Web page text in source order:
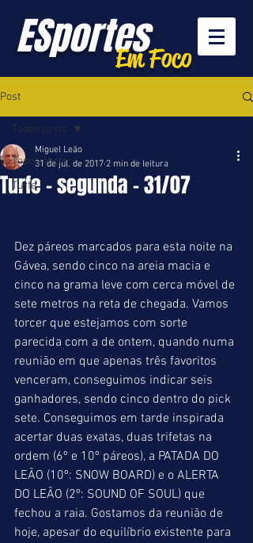
ESportesEm Foco
Post
Todos posts
Turfe
Todos posts
Turfe - segunda - 31/07
Miguel Leão
31 de jul. de 2017 2 min de leitura
Dez páreos marcados para esta noite na
Gávea, sendo cinco na areia macia e
cinco na grama leve com cerca móvel de
sete metros na reta de chegada. Vamos
torcer que estejamos com sorte
parecida com a de ontem, quando numa
reunião em que apenas três favoritos
venceram, conseguimos indicar seis
ganhadores, sendo cinco dentro do pick
sete. Conseguimos em tarde inspirada
acertar duas exatas, duas trifetas na
ordem (6º e 10º páreos), a PATADA DO
LEÃO (10º: SNOW BOARD) e o ALERTA
DO LEÃO (2º: SOUND OF SOUL) que
fechou a raia. Gostamos da reunião de
hoje, apesar do equilíbrio existente para